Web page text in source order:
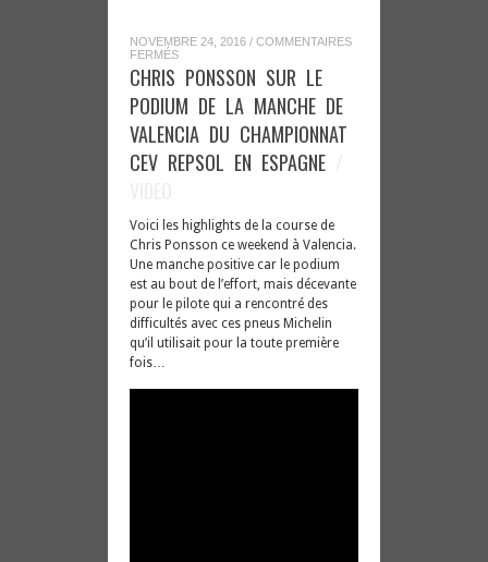
NOVEMBRE 24, 2016 / COMMENTAIRES
FERMÉSSUR
PONSSON
LE
PODIUM
DE
LA
MANCHE
DE
CEV
REPSOL
EN
ESPAGNE
CHRIS PONSSON SUR LE
PODIUM DE LA MANCHE DE
VALENCIA DU CHAMPIONNAT
CEV REPSOL EN ESPAGNE
Voici les highlights de la course de
Chris Ponsson ce weekend à Valencia.
Une manche positive car le podium
est au bout de l’effort, mais décevante
pour le pilote qui a rencontré des
difficultés avec ces pneus Michelin
qu’il utilisait pour la toute première
fois…